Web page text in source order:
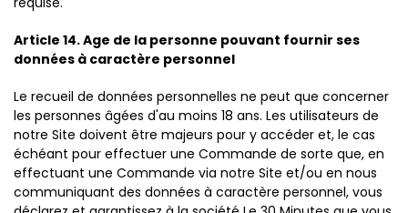
Article 14. Age de la personne pouvant fournir ses
données à caractère personnel
Le recueil de données personnelles ne peut que concerner
les personnes âgées d'au moins 18 ans. Les utilisateurs de
notre Site doivent être majeurs pour y accéder et, le cas
échéant pour effectuer une Commande de sorte que, en
effectuant une Commande via notre Site et/ou en nous
communiquant des données à caractère personnel, vous